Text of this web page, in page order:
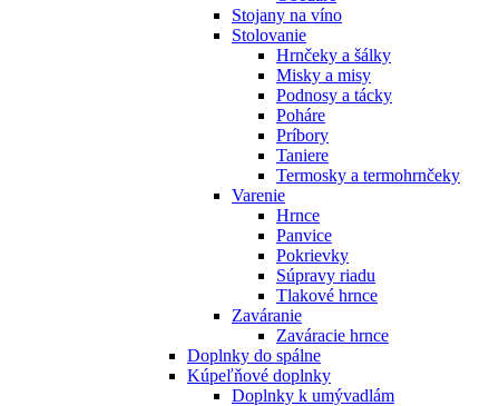
Stojany na víno
Stolovanie
Hrnčeky a šálky
Misky a misy
Podnosy a tácky
Poháre
Príbory
Taniere
Termosky a termohrnčeky
Varenie
Hrnce
Panvice
Pokrievky
Súpravy riadu
Tlakové hrnce
Zaváranie
Zaváracie hrnce
Doplnky do spálne
Kúpeľňové doplnky
Doplnky k umývadlám